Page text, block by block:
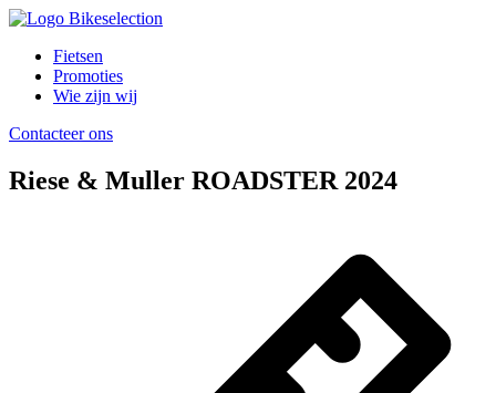
Fietsen
Promoties
Wie zijn wij
Contacteer ons
Riese & Muller ROADSTER 2024